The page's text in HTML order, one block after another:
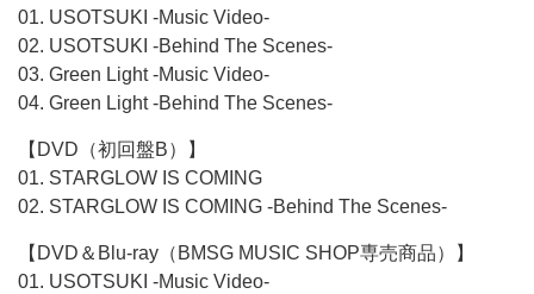
01. USOTSUKI -Music Video-
02. USOTSUKI -Behind The Scenes-
03. Green Light -Music Video-
04. Green Light -Behind The Scenes-
【DVD（初回盤B）】
01. STARGLOW IS COMING
02. STARGLOW IS COMING -Behind The Scenes-
【DVD＆Blu-ray（BMSG MUSIC SHOP専売商品）】
01. USOTSUKI -Music Video-